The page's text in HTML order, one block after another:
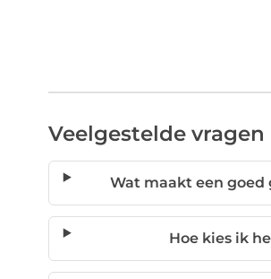
Veelgestelde vragen
Wat maakt een goed
Hoe kies ik